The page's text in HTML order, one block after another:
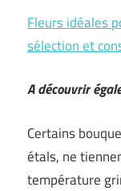
Fleurs idéales
sélection et
A découvrir
Certains
étals, ne
température